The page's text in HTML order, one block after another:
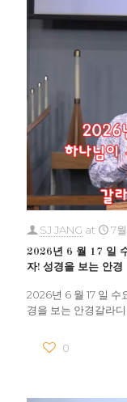
SJ JANG at 7
2026년 6 월 17 일
자! 성경을 보는 안경
2026년 6 월 17 일 수
경을 보는 안경갈라
0